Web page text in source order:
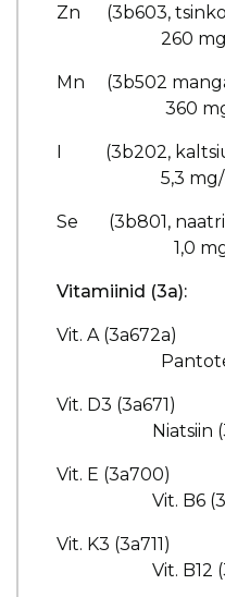
Zn
260 mg/
Mn (3b502
360 mg/
I (3b202,
5,3 mg/
Se (3b801,
1,0 mg/
Vitamiinid (3a):
Vit. A
Vit. D3
Niatsiin
Vit. E
Vit. B6
Vit. K3
Vit. B12 (3a)